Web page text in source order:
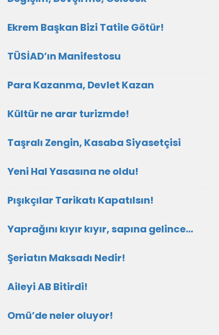
Ekrem Başkan Bizi Tatile Götür!
TÜSİAD’ın Manifestosu
Para Kazanma, Devlet Kazan
Kültür ne arar turizmde!
Taşralı Zengin, Kasaba Siyasetçisi
Yeni Hal Yasasına ne oldu!
Pışıkçılar Tarikatı Kapatılsın!
Yaprağını kıyır kıyır, sapına gelince…
Şeriatın Maksadı Nedir!
Aileyi AB Bitirdi!
Omü’de neler oluyor!